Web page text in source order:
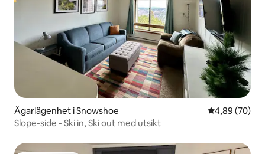
Ägarlägenhet i Snowshoe 4,89 av 5 i
4,89 (70)
Slope-side - Ski in, Ski out med utsikt